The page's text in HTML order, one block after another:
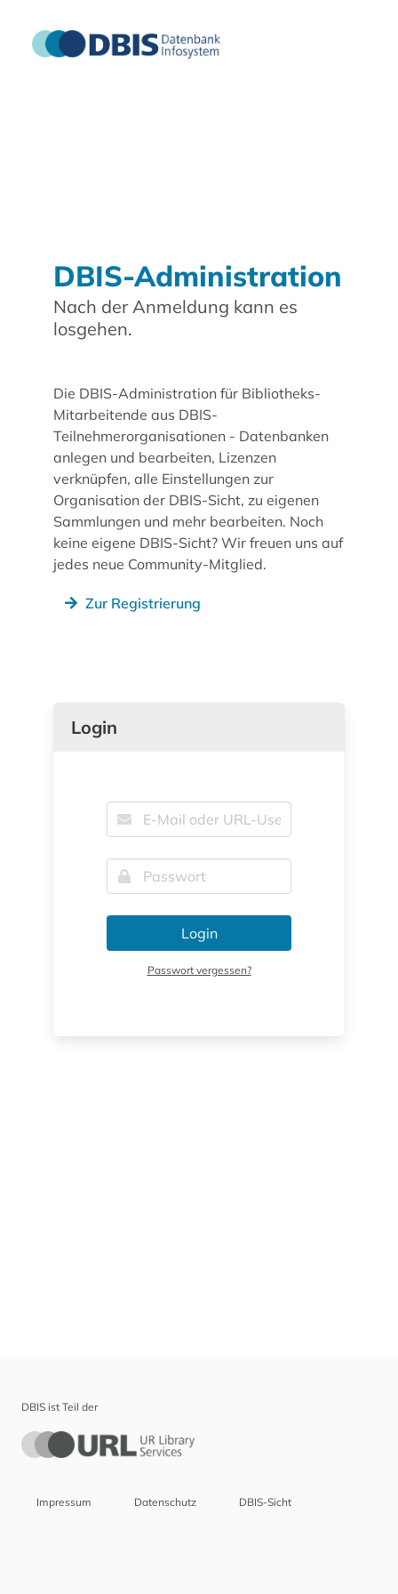
DBIS-Administration
Nach der Anmeldung kann es
losgehen.
Die DBIS-Administration für Bibliotheks-
Mitarbeitende aus DBIS-
Teilnehmerorganisationen - Datenbanken
anlegen und bearbeiten, Lizenzen
verknüpfen, alle Einstellungen zur
Organisation der DBIS-Sicht, zu eigenen
Sammlungen und mehr bearbeiten. Noch
keine eigene DBIS-Sicht? Wir freuen uns auf
jedes neue Community-Mitglied.
Zur Registrierung
Login
Login
Passwort vergessen?
DBIS ist Teil der
Impressum Datenschutz DBIS-Sicht